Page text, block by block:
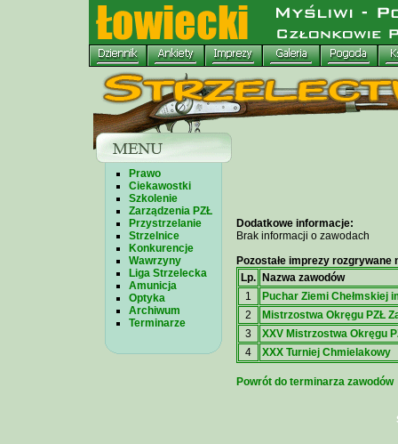
Prawo
Ciekawostki
Szkolenie
Zarządzenia PZŁ
Przystrzelanie
Strzelnice
Konkurencje
Wawrzyny
Liga Strzelecka
Amunicja
Optyka
Archiwum
Terminarze
Dodatkowe informacje:
Brak informacji o zawodach
Pozostałe imprezy rozgrywane
Lp.
Nazwa zawodów
1
Puchar Ziemi Chełmskiej
2
Mistrzostwa Okręgu PZŁ
3
XXV Mistrzostwa Okręgu
4
XXX Turniej Chmielakowy
Powrót do terminarza zawodów